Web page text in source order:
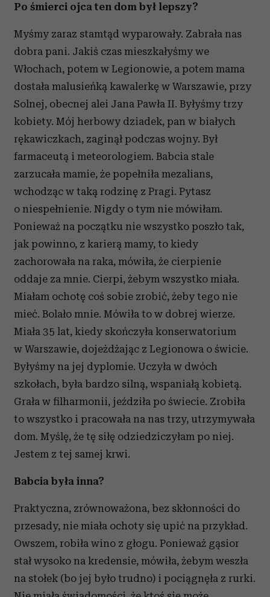
Po śmierci ojca ten dom był lepszy?
Myśmy zaraz stamtąd wyparowały. Zabrała nas
dobra pani. Jakiś czas mieszkałyśmy we
Włochach, potem w Legionowie, a potem mama
dostała malusieńką kawalerkę w Warszawie, przy
Solnej, obecnej alei Jana Pawła II. Byłyśmy trzy
kobiety. Mój herbowy dziadek, pan w białych
rękawiczkach, zaginął podczas wojny. Był
farmaceutą i meteorologiem. Babcia stale
zarzucała mamie, że popełniła mezalians,
wchodząc w taką rodzinę z Pragi. Pytasz
o niespełnienie. Nigdy o tym nie mówiłam.
Ponieważ na początku nie wszystko poszło tak,
jak powinno, z karierą mamy, to kiedy
zachorowała na raka, mówiła, że cierpienie
oddaje za mnie. Cierpi, żebym wszystko miała.
Miałam ochotę coś sobie zrobić, żeby tego nie
mieć. Bolało mnie. Mówiła to w dobrej wierze.
Miała 35 lat, kiedy skończyła konserwatorium
w Warszawie, dojeżdżając z Legionowa o świcie.
Byłyśmy na jej dyplomie. Uczyła w dwóch
szkołach, była bardzo silną, wspaniałą kobietą.
Grała w filharmonii, jeździła po świecie. Zrobiła
to wszystko i pracowała na nas trzy, utrzymywała
dom. Myślę, że tę siłę odziedziczyłam po niej.
Jestem z tej samej krwi.
Babcia była inna?
Praktyczna, zrównoważona, bez skłonności do
przesady, nie miała ochoty się upić na przykład.
Owszem, robiła wino z głogu. Ponieważ gąsior
stał wysoko na kredensie, mówiła, żebym weszła
na stołek (bo jej było trudno) i pociągnęła z rurki.